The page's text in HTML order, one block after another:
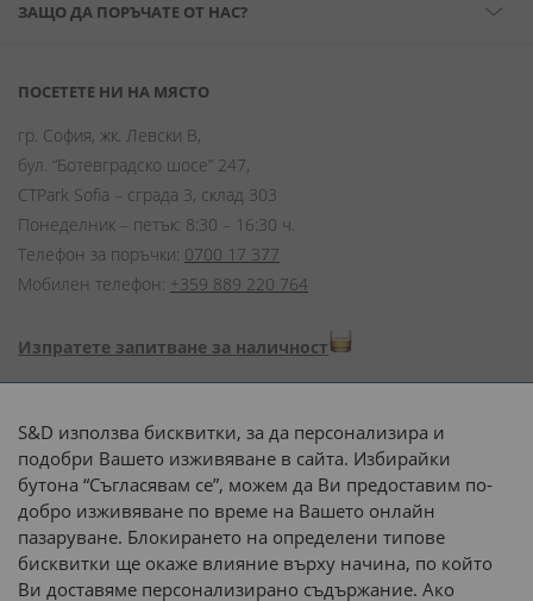
ЗАЩО ДА ПОРЪЧАТЕ ОТ НАС?
ПОСЕТЕТЕ НИ НА МЯСТО
гр. София, жк. Левски В,
бул. “Ботевградско шосе” 247,
CTPark Sofia – сграда 3, склад 303
Понеделник – петък: 8:30 – 16:30 ч.
Телефон за поръчки: 0700 17 377
Мобилен телефон: +359 889 220 764
Изпратете запитване за наличност
Начини на плащане:
Доставка до адрес с:
или
наш транспорт
S&D използва бисквитки, за да персонализира и
подобри Вашето изживяване в сайта. Избирайки
бутона “Съгласявам се”, можем да Ви предоставим по-
добро изживяване по време на Вашето онлайн
пазаруване. Блокирането на определени типове
бисквитки ще окаже влияние върху начина, по който
Ви доставяме персонализирано съдържание. Ако